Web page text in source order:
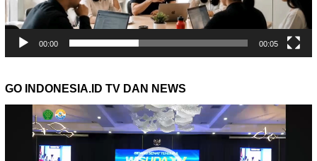
00:00 00:05
GO INDONESIA.ID TV DAN NEWS
Pemutar